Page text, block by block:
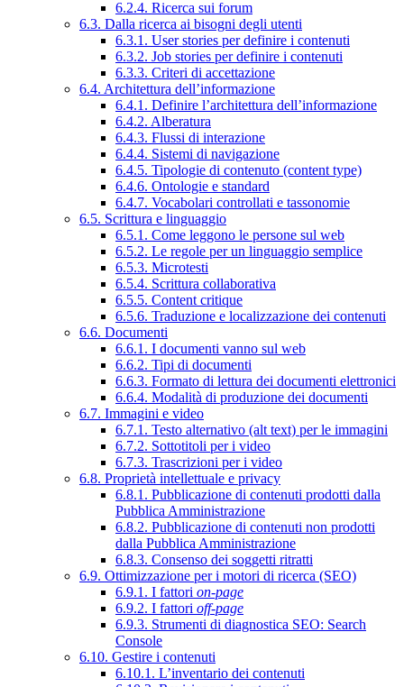
6.2.4. Ricerca sui forum
6.3. Dalla ricerca ai bisogni degli utenti
6.3.1. User stories per definire i contenuti
6.3.2. Job stories per definire i contenuti
6.3.3. Criteri di accettazione
6.4. Architettura dell’informazione
6.4.1. Definire l’architettura dell’informazione
6.4.2. Alberatura
6.4.3. Flussi di interazione
6.4.4. Sistemi di navigazione
6.4.5. Tipologie di contenuto (content type)
6.4.6. Ontologie e standard
6.4.7. Vocabolari controllati e tassonomie
6.5. Scrittura e linguaggio
6.5.1. Come leggono le persone sul web
6.5.2. Le regole per un linguaggio semplice
6.5.3. Microtesti
6.5.4. Scrittura collaborativa
6.5.5. Content critique
6.5.6. Traduzione e localizzazione dei contenuti
6.6. Documenti
6.6.1. I documenti vanno sul web
6.6.2. Tipi di documenti
6.6.3. Formato di lettura dei documenti elettronici
6.6.4. Modalità di produzione dei documenti
6.7. Immagini e video
6.7.1. Testo alternativo (alt text) per le immagini
6.7.2. Sottotitoli per i video
6.7.3. Trascrizioni per i video
6.8. Proprietà intellettuale e privacy
6.8.1. Pubblicazione di contenuti prodotti dalla
Pubblica Amministrazione
6.8.2. Pubblicazione di contenuti non prodotti
dalla Pubblica Amministrazione
6.8.3. Consenso dei soggetti ritratti
6.9. Ottimizzazione per i motori di ricerca (SEO)
6.9.1. I fattori on-page
6.9.2. I fattori off-page
6.9.3. Strumenti di diagnostica SEO: Search
Console
6.10. Gestire i contenuti
6.10.1. L’inventario dei contenuti